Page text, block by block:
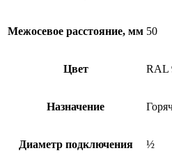
Межосевое расстояние, мм 50
Цвет RAL
Назначение
Диаметр подключения ½